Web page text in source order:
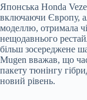
Японська Honda
включаючи Європу,
моделлю, отримала
нещодавнього
більш зосереджене
Mugen вважав, що
пакету тюнінгу
новий рівень.